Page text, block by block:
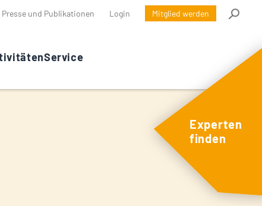
Presse und Publikationen Login Mitglied werden
Service
Experten
finden